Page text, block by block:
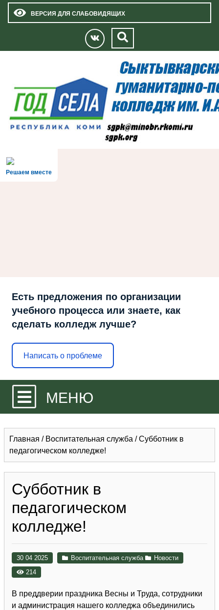
ВЕРСИЯ ДЛЯ СЛАБОВИДЯЩИХ
Решаем вместе
Есть предложения по организации
учебного процесса или знаете, как
сделать колледж лучше?
Написать о проблеме
МЕНЮ
Главная / Воспитательная служба /Субботник в
педагогическом колледже!
Субботник в
педагогическом
колледже!
30 04 2025 Воспитательная служба
Новости
214
В преддверии праздника Весны и Труда, сотрудники
и администрация нашего колледжа объединились